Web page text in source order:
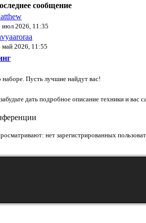
сообщение
июл 2026, 11:35
май 2026, 11:55
наборе. Пусть лучшие найдут вас!
дать подробное описание техники и вас
нет зарегистрированных